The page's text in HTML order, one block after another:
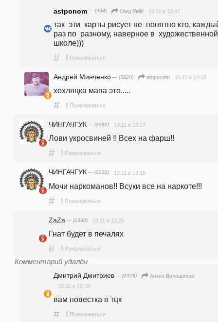
astponom — (954) Oleg Pelin 10.11 в 13:47
так  эти  карты рисует не  понятно кто,
раз по  разному, наверное в  художественной
школе)))
# ! Пожаловаться
Андрей Минченко — (3820) astponom 10.11 в 14:18
хохляцка мапа это.....
# ! Пожаловаться
ЧИНГАЧГУК — (2332) 10.11 в 13:17
Лови укросвиней !! Всех на фарш!!
# ! Пожаловаться
ЧИНГАЧГУК — (2332) 10.11 в 13:15
Мочи наркоманов!! Всуки все на наркоте!!!
# ! Пожаловаться
ZaZa — (1590) 10.11 в 12:25
Гнат будет в печалях
# ! Пожаловаться
Комментарий удалён
Дмитрий Дмитриев — (2378)
Антон Волошинов
10.11 в 12:18
вам повестка в тцк
# ! Пожаловаться